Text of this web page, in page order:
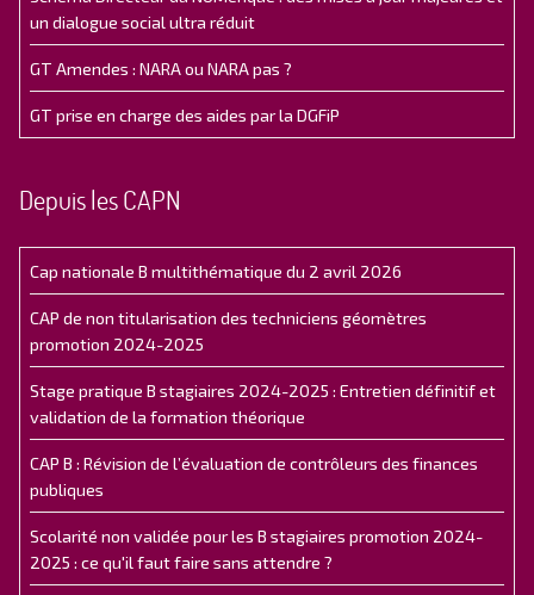
un dialogue social ultra réduit
GT Amendes : NARA ou NARA pas ?
GT prise en charge des aides par la DGFiP
Depuis les CAPN
Cap nationale B multithématique du 2 avril 2026
CAP de non titularisation des techniciens géomètres
promotion 2024-2025
Stage pratique B stagiaires 2024-2025 : Entretien définitif et
validation de la formation théorique
CAP B : Révision de l’évaluation de contrôleurs des finances
publiques
Scolarité non validée pour les B stagiaires promotion 2024-
2025 : ce qu'il faut faire sans attendre ?